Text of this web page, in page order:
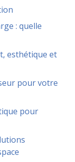
: quelle
esthétique et
pour votre
pour